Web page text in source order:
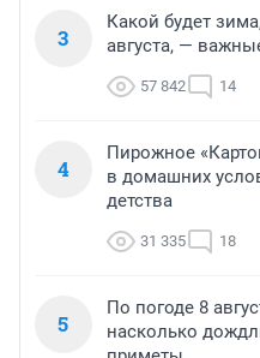
3
Какой будет
августа, —
57 842 14
4
Пирожное
в домашних
детства
31 335 18
5
По погоде 8
насколько